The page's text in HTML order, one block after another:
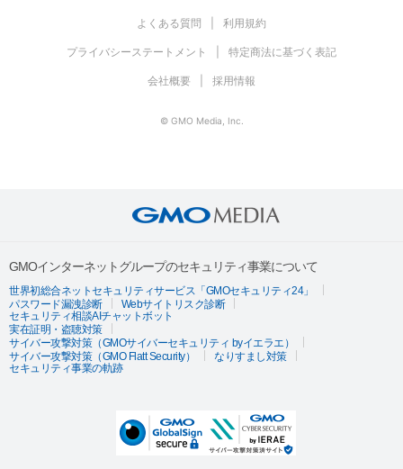
よくある質問 利用規約
プライバシーステートメント 特定商法に基づく表記
会社概要 採用情報
© GMO Media, Inc.
GMOインターネットグループのセキュリティ事業について
世界初総合ネットセキュリティサービス「GMOセキュリティ24」
パスワード漏洩診断
Webサイトリスク診断
セキュリティ相談AIチャットボット
実在証明・盗聴対策
サイバー攻撃対策（GMOサイバーセキュリティ byイエラエ）
サイバー攻撃対策（GMO Flatt Security）
なりすまし対策
セキュリティ事業の軌跡